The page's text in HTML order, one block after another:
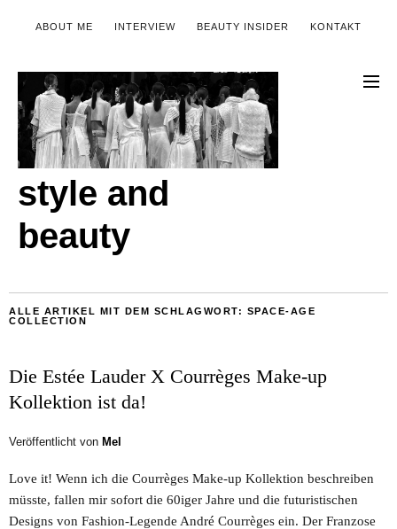
ABOUT ME INTERVIEW BEAUTY INSIDER KONTAKT
style and
beauty
ALLE ARTIKEL MIT DEM SCHLAGWORT: SPACE-AGE
COLLECTION
Die Estée Lauder X Courrèges Make-up
Kollektion ist da!
Veröffentlicht von Mel
Love it! Wenn ich die Courrèges Make-up Kollektion beschreiben
müsste, fallen mir sofort die 60iger Jahre und die futuristischen
Designs von Fashion-Legende André Courrèges ein. Der Franzose